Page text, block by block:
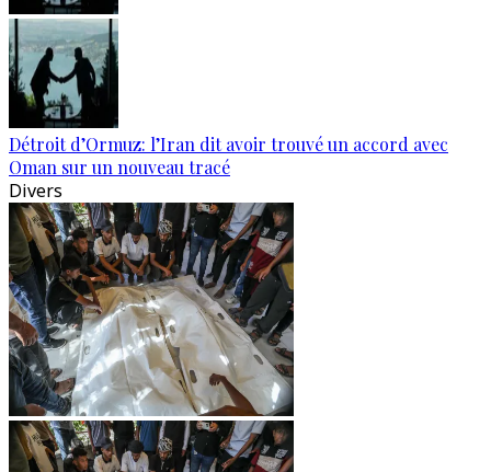
Détroit d’Ormuz: l’Iran dit avoir trouvé un accord avec
Oman sur un nouveau tracé
Divers